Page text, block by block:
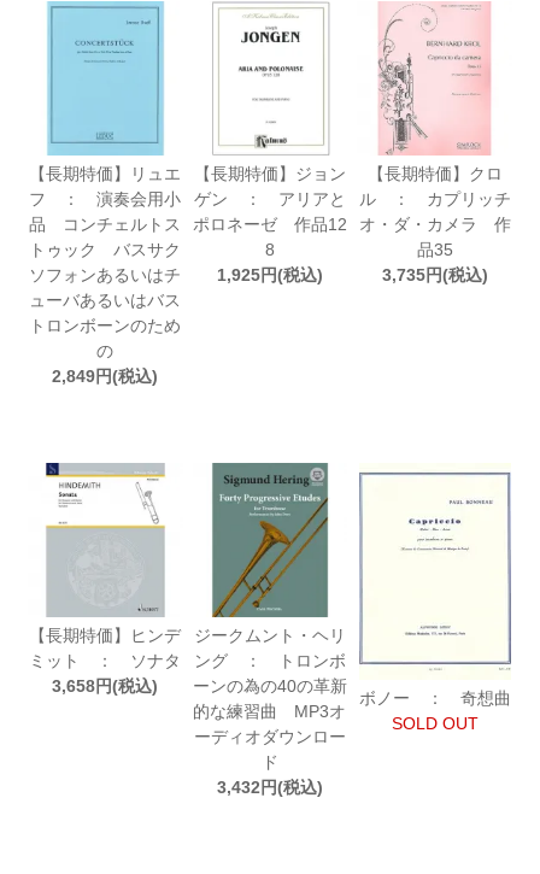
【長期特価】リュエ
フ ： 演奏会用小
品 コンチェルトス
トゥック バスサク
ソフォンあるいはチ
ューバあるいはバス
トロンボーンのため
の
2,849円(税込)
【長期特価】ジョン
ゲン ： アリアと
ポロネーゼ 作品12
8
1,925円(税込)
【長期特価】クロ
ル ： カプリッチ
オ・ダ・カメラ 作
品35
3,735円(税込)
【長期特価】ヒンデ
ミット ： ソナタ
3,658円(税込)
ジークムント・ヘリ
ング ： トロンボ
ーンの為の40の革新
的な練習曲 MP3オ
ーディオダウンロー
ド
3,432円(税込)
ボノー ： 奇想曲
SOLD OUT